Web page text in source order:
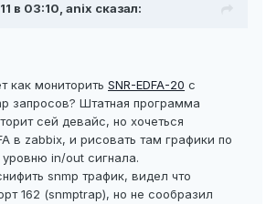
в 03:10, anix сказал:
как мониторить SNR-EDFA-20 с
запросов? Штатная программа
сей девайс, но хочеться
в zabbix, и рисовать там графики по
in/out сигнала.
snmp трафик, видел что
162 (snmptrap), но не сообразил